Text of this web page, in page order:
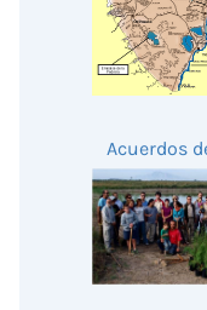
Acuerdos